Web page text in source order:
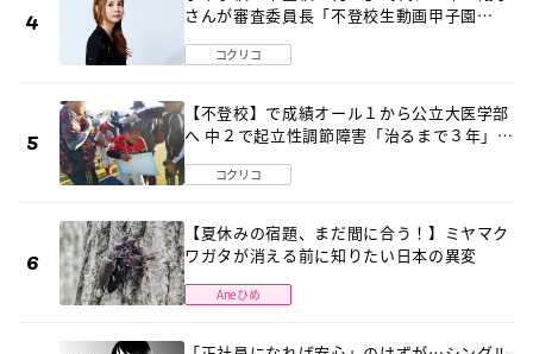
さんが審査委員長「不登校生動画甲子園
コクリコ
【不登校】で成績オール１から公立大医学部
へ 中２で起立性調節障害「治るまで３年」の
コクリコ
【夏休みの宿題、まだ間に合う！】ミヤマク
ワガタが消える前に知りたい日本の異変
Aneひめ